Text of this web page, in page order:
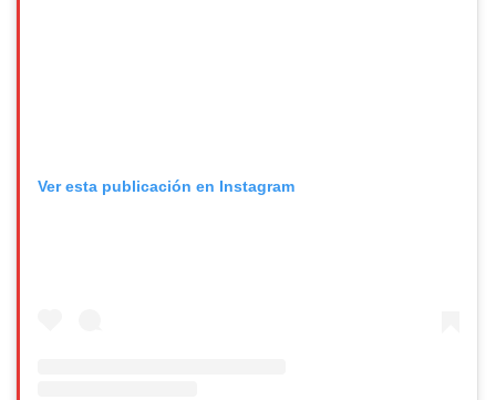
Ver esta publicación en Instagram